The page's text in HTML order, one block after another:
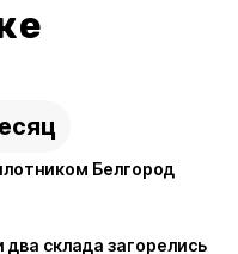
Белгород
склада загорелись